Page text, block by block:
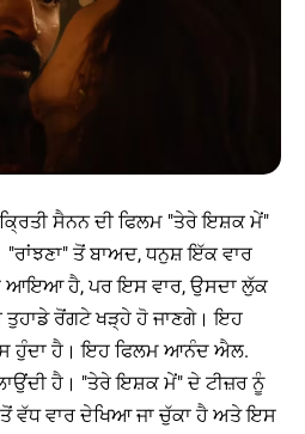
ਸੈਨਨ ਦੀ ਫਿਲਮ "ਤੇਰੇ ਇਸ਼ਕ ਮੇਂ"
"ਰਾਂਝਣਾ" ਤੋਂ ਬਾਅਦ, ਧਨੁਸ਼ ਇੱਕ ਵਾਰ
ਆਇਆ ਹੈ, ਪਰ ਇਸ ਵਾਰ, ਉਸਦਾ ਲੁੱਕ
ਤੁਹਾਡੇ ਰੋਂਗਟੇ ਖੜ੍ਹੇ ਹੋ ਜਾਣਗੇ। ਇਹ
ਹੁੰਦਾ ਹੈ। ਇਹ ਫਿਲਮ ਆਨੰਦ ਐਲ.
ਹੈ। "ਤੇਰੇ ਇਸ਼ਕ ਮੇਂ" ਦੇ ਟੀਜ਼ਰ ਨੂੰ
ਵੱਧ ਵਾਰ ਦੇਖਿਆ ਜਾ ਚੁੱਕਾ ਹੈ ਅਤੇ ਇਸ